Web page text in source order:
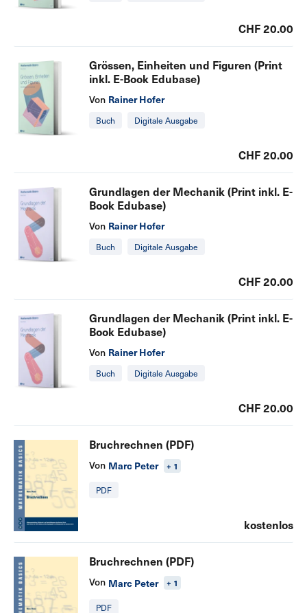
CHF 20.00
Grössen, Einheiten und Figuren (Print
inkl. E-Book Edubase)
Von Rainer Hofer
Buch Digitale Ausgabe
CHF 20.00
Grundlagen der Mechanik (Print inkl. E-
Book Edubase)
Von Rainer Hofer
Buch Digitale Ausgabe
CHF 20.00
Grundlagen der Mechanik (Print inkl. E-
Book Edubase)
Von Rainer Hofer
Buch Digitale Ausgabe
CHF 20.00
Bruchrechnen (PDF)
Von Marc Peter + 1
PDF
kostenlos
Bruchrechnen (PDF)
Von Marc Peter + 1
PDF